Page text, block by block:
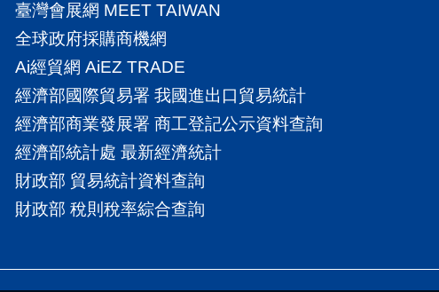
臺灣會展網 MEET TAIWAN
全球政府採購商機網
Ai經貿網 AiEZ TRADE
經濟部國際貿易署 我國進出口貿易統計
經濟部商業發展署 商工登記公示資料查詢
經濟部統計處 最新經濟統計
財政部 貿易統計資料查詢
財政部 稅則稅率綜合查詢